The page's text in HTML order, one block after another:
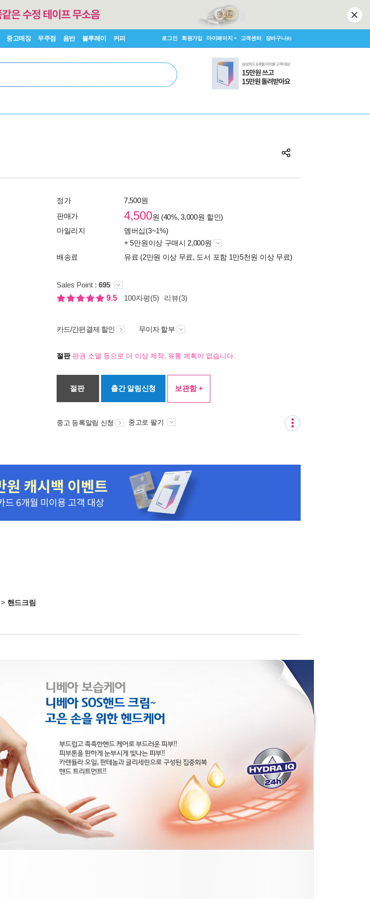
중고매장 우주점 음반 블루레이 커피 로그인 회원가입 마이페이지 고객센터 장바구니(0)
정가
7,500원
판매가
4,500원 (40%, 3,000원 할인)
마일리지
멤버십(3~1%)
+ 5만원이상 구매시 2,000원
배송료
유료 (2만원 이상 무료, 도서 포함 1만5천원 이상 무료)
Sales Point : 695
9.5
100자평(5) 리뷰(3)
카드/간편결제 할인 무이자 할부
절판판권 소멸 등으로 더 이상 제작, 유통 계획이 없습니다.
절판 출간 알림신청 보관함 +
중고 등록알림 신청 중고로 팔기
> 핸드크림